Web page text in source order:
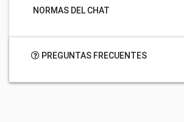
NORMAS DEL CHAT
PREGUNTAS FRECUENTES